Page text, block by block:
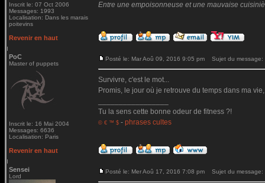
Inscrit le: 07 Oct 2006
Messages: 1993
Localisation: Dans les marais
poitevins
Entre une empoisonneuse et une mauvaise
Revenir en haut
PoC
Master of puppets
Inscrit le: 16 Mai 2004
Messages: 6636
Localisation: Paris
Posté le: Mar Aoû 09, 2016 9:05 pm Sujet du message:
Survivre, c'est le mot...
Promis, le jour où je retrouve du temps dans ma
Tu la sens cette bonne odeur de fitness ?!
© € ™ $ - phrases cultes
Revenir en haut
Sensei
Lord
Posté le: Mer Aoû 17, 2016 7:08 pm Sujet du message: